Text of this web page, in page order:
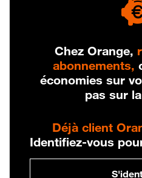
Chez Orange,
abonnements,
économies sur
pas sur
Déjà client
Identifiez-vous